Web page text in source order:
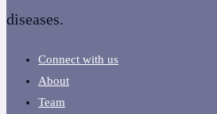
diseases.
Connect with us
About
Team